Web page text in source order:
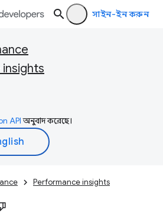
সাইন-ইন করুন
APIঅনুবাদ করেছে।
Performance insights